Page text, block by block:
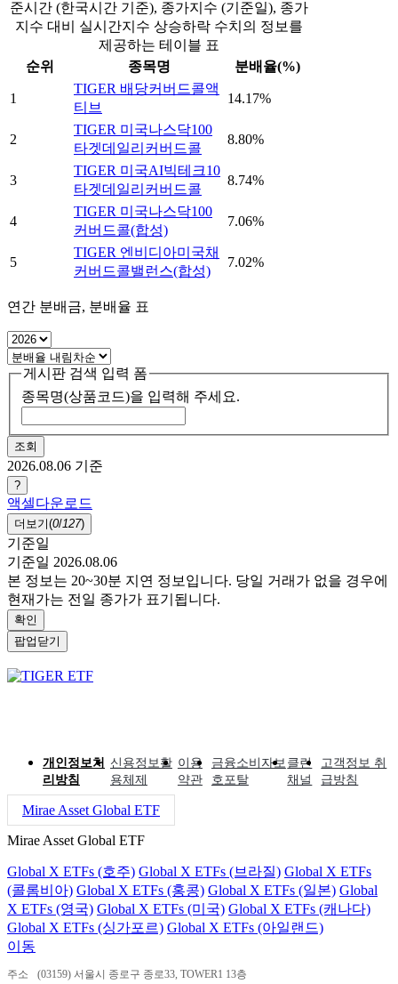
준시간 (한국시간 기준), 종가지수 (기준일), 종가
지수 대비 실시간지수 상승하락 수치의 정보를
제공하는 테이블 표
순위
종목명 분배율(%)
1
TIGER 배당커버드콜액
티브
14.17%
2
TIGER 미국나스닥100
타겟데일리커버드콜
8.80%
3
TIGER 미국AI빅테크10
타겟데일리커버드콜
8.74%
4
TIGER 미국나스닥100
커버드콜(합성)
7.06%
5
TIGER 엔비디아미국채
커버드콜밸런스(합성)
7.02%
연간 분배금, 분배율 표
게시판 검색 입력 폼
종목명(상품코드)을 입력해 주세요.
조회
2026.08.06 기준
?
액셀다운로드
더보기(0/127)
기준일
기준일 2026.08.06
본 정보는 20~30분 지연 정보입니다. 당일 거래가 없을 경우에
현재가는 전일 종가가 표기됩니다.
확인
팝업닫기
개인정보처
리방침
신용정보활
용체제
이용
약관
금융소비자보
호포탈
클린
채널
고객정보 취
급방침
Mirae Asset Global ETF
Mirae Asset Global ETF
Global X ETFs (호주) Global X ETFs (브라질) Global X ETFs
(콜롬비아) Global X ETFs (홍콩) Global X ETFs (일본) Global
X ETFs (영국) Global X ETFs (미국) Global X ETFs (캐나다)
Global X ETFs (싱가포르) Global X ETFs (아일랜드)
이동
주소 (03159) 서울시 종로구 종로33, TOWER1 13층